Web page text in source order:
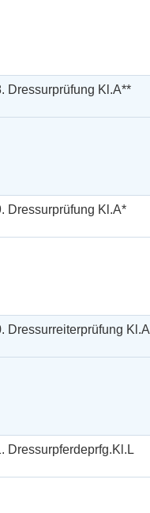
Dressurprüfung Kl.A**
Dressurprüfung Kl.A*
Dressurreiterprüfung Kl.A
Dressurpferdeprfg.Kl.L